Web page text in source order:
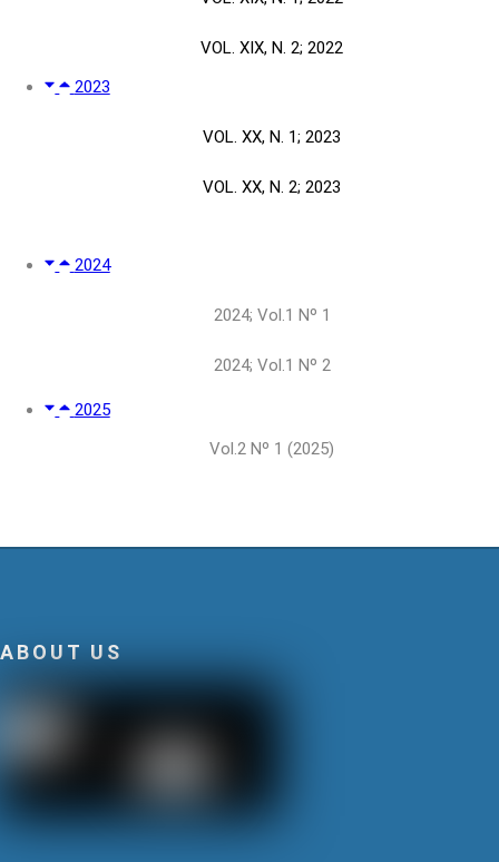
VOL. XIX, N. 2; 2022
2023
VOL. XX, N. 1; 2023
VOL. XX, N. 2; 2023
2024
2024; Vol.1 Nº 1
2024; Vol.1 Nº 2
2025
Vol.2 Nº 1 (2025)
ABOUT US